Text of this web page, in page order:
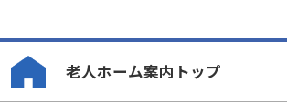
老人ホーム案内トップ